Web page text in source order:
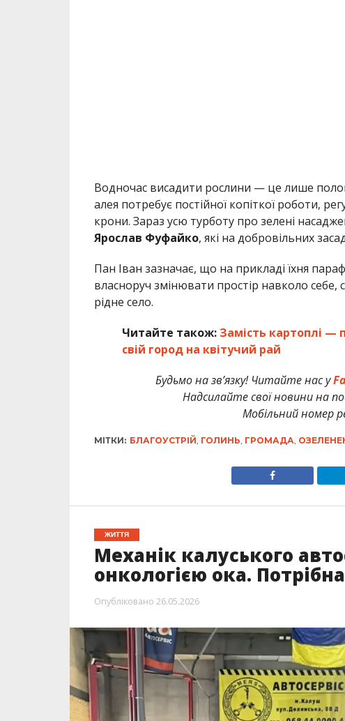
Водночас висадити рослини — це лише
алея потребує постійної копіткої роботи,
крони. Зараз усю турботу про зелені
Ярослав Фуфайко, які на добровільних
Пан Іван зазначає, що на прикладі їхня
власноруч змінювати простір навколо
рідне село.
Читайте також: Замість картоплі —
свій город на квітучий рай
Будьмо на зв’язку! Читайте нас у
Надсилайте свої новини на
Мобільний номер
МІТКИ: БЛАГОУСТРІЙ, ГОЛИНЬ, ГРОМАДА,
ЖИТТЯ
Механік калуського
онкологією ока.
Опубліковано 26.05.2026